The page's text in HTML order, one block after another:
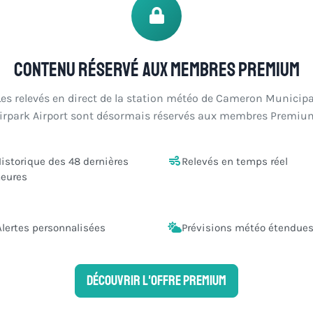
Contenu réservé aux membres Premium
relevés en direct de la station météo de Cameron
Airport sont désormais réservés aux membres
des 48 dernières
Relevés en temps réel
personnalisées Prévisions météo étendues
Découvrir l'offre Premium